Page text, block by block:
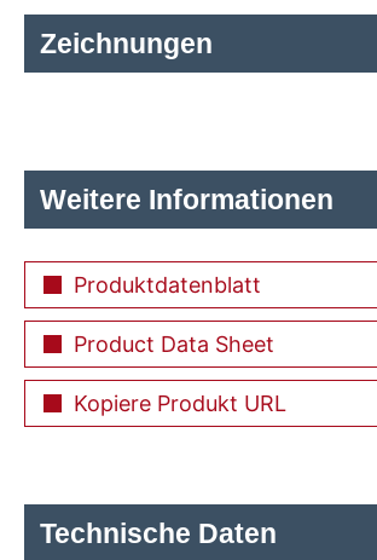
Zeichnungen
Weitere Informationen
Produktdatenblatt
Product Data Sheet
Kopiere Produkt URL
Technische Daten